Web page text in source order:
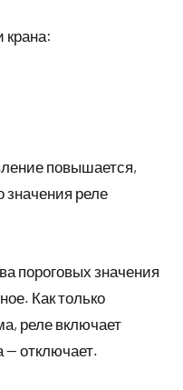
крана:
повышается,
значения реле
пороговых значения
Как только
реле включает
— отключает.